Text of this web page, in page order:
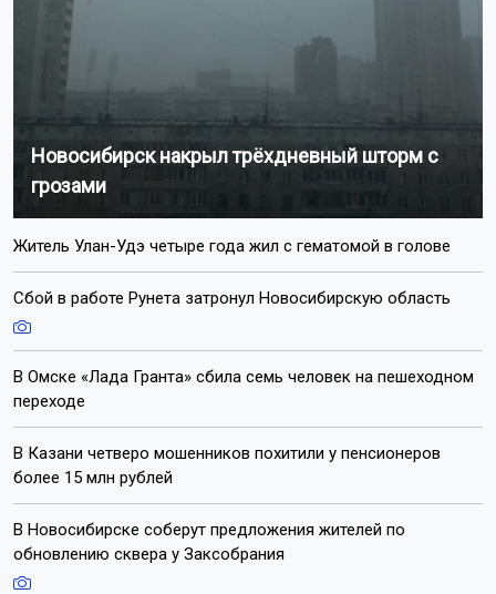
Новосибирск накрыл трёхдневный шторм с
грозами
Житель Улан-Удэ четыре года жил с гематомой в голове
Сбой в работе Рунета затронул Новосибирскую область
В Омске «Лада Гранта» сбила семь человек на пешеходном
переходе
В Казани четверо мошенников похитили у пенсионеров
более 15 млн рублей
В Новосибирске соберут предложения жителей по
обновлению сквера у Заксобрания